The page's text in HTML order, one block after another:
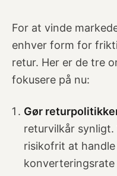
For at vinde
enhver form for
retur. Her er de tre
fokusere på nu:
Gør
returvilkår
risikofrit at
konverteringsrate